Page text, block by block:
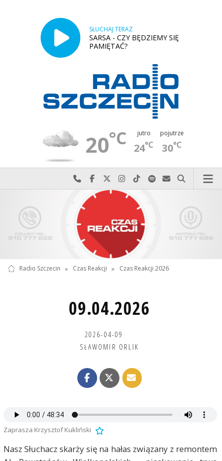
SŁUCHAJ TERAZ
SARSA - CZY BĘDZIEMY SIĘ
PAMIĘTAĆ?
20°C jutro
24°C
pojutrze
30°C
Najlepiej po prostu do nas zadzwoń
Odwiedź nas na Facebook-u
Odwiedź nas na X
Odwiedź nas na Instagram-ie
Odwiedź nas na TikTok-u
Szukaj nas na Spotify
Wyślij do nas
Szukaj
Radio Szczecin » Czas Reakcji » Czas Reakcji 2026
09.04.2026
2026-04-09
SŁAWOMIR ORLIK
Zaprasza Krzysztof Kukliński
Nasz Słuchacz skarży się na hałas związany z remontem